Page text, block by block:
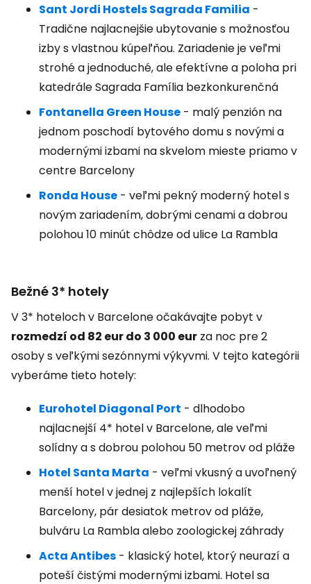
Sant Jordi Hostels Sagrada Familia -
Tradične najlacnejšie ubytovanie s možnosťou
izby s vlastnou kúpeľňou. Zariadenie je veľmi
strohé a jednoduché, ale efektívne a poloha pri
katedrále Sagrada Família bezkonkurenčná
Fontanella Green House - malý penzión na
jednom poschodí bytového domu s novými a
modernými izbami na skvelom mieste priamo v
centre Barcelony
Ronda House - veľmi pekný moderný hotel s
novým zariadením, dobrými cenami a dobrou
polohou 10 minút chôdze od ulice La Rambla
Bežné 3* hotely
V 3* hoteloch v Barcelone očakávajte pobyt v
rozmedzí od 82 eur do 3 000 eur za noc pre 2
osoby s veľkými sezónnymi výkyvmi. V tejto kategórii
vyberáme tieto hotely:
Eurohotel Diagonal Port - dlhodobo
najlacnejší 4* hotel v Barcelone, ale veľmi
solídny a s dobrou polohou 50 metrov od pláže
Hotel Santa Marta - veľmi vkusný a uvoľnený
menší hotel v jednej z najlepších lokalít
Barcelony, pár desiatok metrov od pláže,
bulváru La Rambla alebo zoologickej záhrady
Acta Antibes - klasický hotel, ktorý neurazí a
poteší čistými modernými izbami. Hotel sa